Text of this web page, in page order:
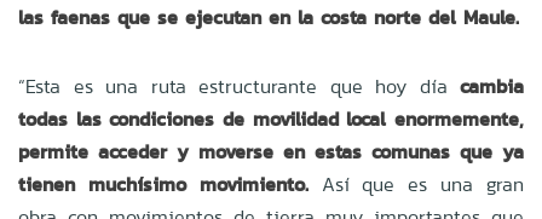
las faenas que se ejecutan en la costa norte del Maule.
“Esta es una ruta estructurante que hoy día cambia
todas las condiciones de movilidad local enormemente,
permite acceder y moverse en estas comunas que ya
tienen muchísimo movimiento.Así que es una gran